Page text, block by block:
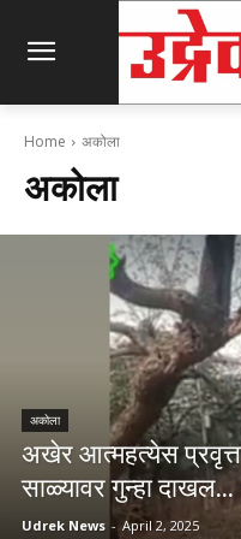
Home अकोला
अकोला
अकोला
अखेर आत्महत्येस
साळ्यावर गुन्हा
Udrek News - April 2, 2025